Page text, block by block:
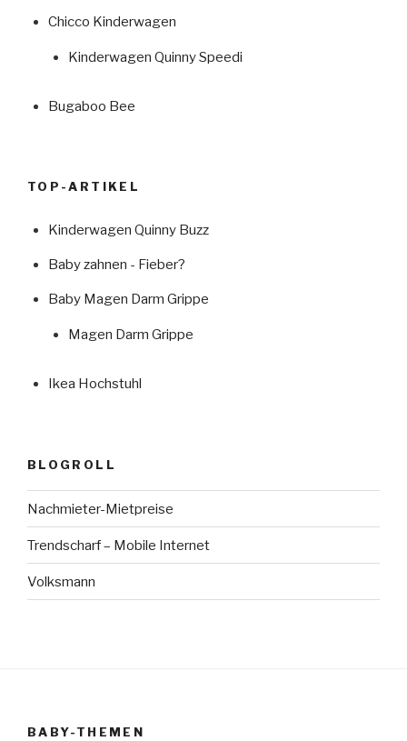
Chicco Kinderwagen
Kinderwagen Quinny Speedi
Bugaboo Bee
TOP-ARTIKEL
Kinderwagen Quinny Buzz
Baby zahnen - Fieber?
Baby Magen Darm Grippe
Magen Darm Grippe
Ikea Hochstuhl
BLOGROLL
Nachmieter-Mietpreise
Trendscharf – Mobile Internet
Volksmann
BABY-THEMEN